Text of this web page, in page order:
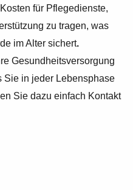
für Pflegedienste,
zu tragen, was
im Alter sichert.
Gesundheitsversorgung
Sie in jeder Lebensphase
Sie dazu einfach Kontakt